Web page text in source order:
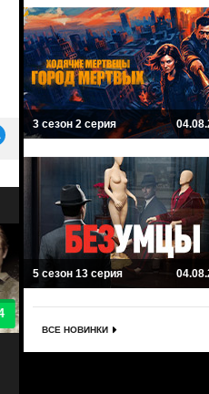
3 сезон 2 серия
5 сезон 13 серия
ВСЕ НОВИНКИ